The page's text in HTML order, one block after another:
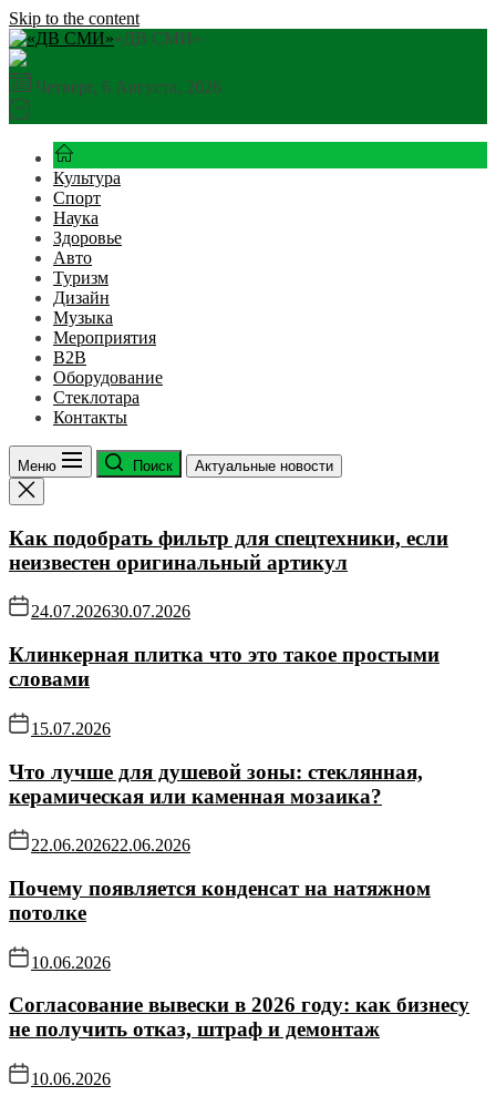
Skip to the content
«ДВ СМИ»
Четверг, 6 Августа, 2026
Культура
Спорт
Наука
Здоровье
Авто
Туризм
Дизайн
Музыка
Мероприятия
B2B
Оборудование
Стеклотара
Контакты
Меню Поиск Актуальные новости
Как подобрать фильтр для спецтехники, если
неизвестен оригинальный артикул
24.07.202630.07.2026
Клинкерная плитка что это такое простыми
словами
15.07.2026
Что лучше для душевой зоны: стеклянная,
керамическая или каменная мозаика?
22.06.202622.06.2026
Почему появляется конденсат на натяжном
потолке
10.06.2026
Согласование вывески в 2026 году: как бизнесу
не получить отказ, штраф и демонтаж
10.06.2026